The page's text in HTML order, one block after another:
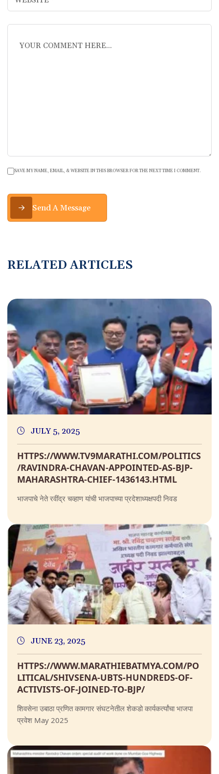
SAVE MY NAME, EMAIL, & WEBSITE IN THIS BROWSER FOR THE NEXT TIME I COMMENT.
Send A Message
RELATED ARTICLES
JULY 5, 2025
HTTPS://WWW.TV9MARATHI.COM/POLITICS
/RAVINDRA-CHAVAN-APPOINTED-AS-BJP-
MAHARASHTRA-CHIEF-1436143.HTML
भाजपाचे नेते रवींद्र चव्हाण यांची भाजपाच्या प्रदेशाध्यक्षपदी निवड
JUNE 23, 2025
HTTPS://WWW.MARATHIEBATMYA.COM/PO
LITICAL/SHIVSENA-UBTS-HUNDREDS-OF-
ACTIVISTS-OF-JOINED-TO-BJP/
शिवसेना उबाठा प्रणित कामगार संघटनेतील शेकडो कार्यकर्त्यांचा भाजपा
प्रवेश May 2025